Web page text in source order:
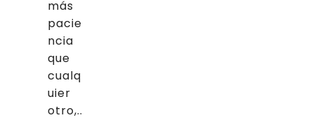
más
pacie
ncia
que
cualq
uier
otro,..